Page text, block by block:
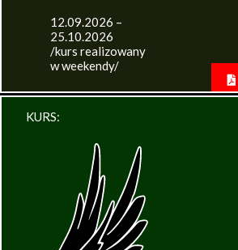
12.09.2026 –
25.10.2026
/kurs realizowany
w weekendy/
KURS: